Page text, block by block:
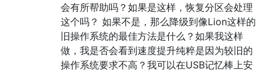
会有所帮助吗？如果是这样，恢复分区会处理
这个吗？ 如果不是，那么降级到像Lion这样的
旧操作系统的最佳方法是什么？如果我这样
做，我是否会看到速度提升纯粹是因为较旧的
操作系统要求不高？我可以在USB记忆棒上安